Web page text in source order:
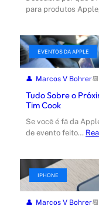
para produtos
EVENTOS DA APPLE
Marcos V Bohrer
Tudo Sobre o
Tim Cook
Se você é fã da
de evento feito…
IPHONE
Marcos V Bohrer